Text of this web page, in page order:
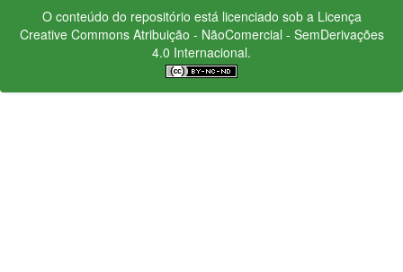
O conteúdo do repositório está licenciado sob a Licença
Creative CommonsAtribuição - NãoComercial - SemDerivações
4.0 Internacional.